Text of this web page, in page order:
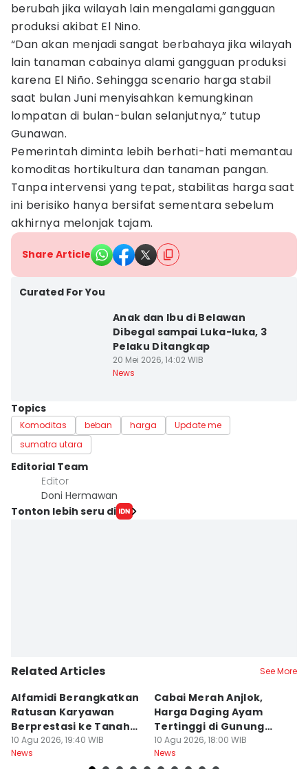
berubah jika wilayah lain mengalami gangguan
produksi akibat El Nino.
“Dan akan menjadi sangat berbahaya jika wilayah
lain tanaman cabainya alami gangguan produksi
karena El Niño. Sehingga scenario harga stabil
saat bulan Juni menyisahkan kemungkinan
lompatan di bulan-bulan selanjutnya,” tutup
Gunawan.
Pemerintah diminta lebih berhati-hati memantau
komoditas hortikultura dan tanaman pangan.
Tanpa intervensi yang tepat, stabilitas harga saat
ini berisiko hanya bersifat sementara sebelum
akhirnya melonjak tajam.
Share Article
Curated For You
Anak dan Ibu di Belawan
Dibegal sampai Luka-luka, 3
Pelaku Ditangkap
20 Mei 2026, 14:02 WIB
News
Topics
Komoditas beban harga
Update me
sumatra utara
Editorial Team
Editor
Doni Hermawan
Tonton lebih seru di
Related Articles See More
Alfamidi Berangkatkan
Ratusan Karyawan
Berprestasi ke Tanah
Suci
10 Agu 2026, 19:40 WIB
News
Cabai Merah Anjlok,
Harga Daging Ayam
Tertinggi di Gunung
Sitoli
10 Agu 2026, 18:00 WIB
News